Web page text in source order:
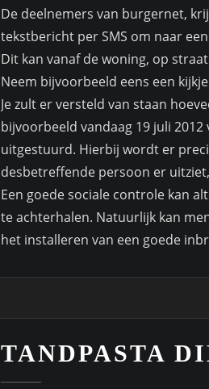
De deelnemers van burgernet,
tekstbericht per SMS om naar
Dit kan vanaf de woning, op
Neem bijvoorbeeld eens een
Je zult er versteld van staan
bijvoorbeeld vandaag 19 juli
uitgestuurd. Hierbij wordt er
desbetreffende persoon er
Een goede sociale controle kan
te achterhalen. Natuurlijk kan
het installeren van een goede
TANDPASTA